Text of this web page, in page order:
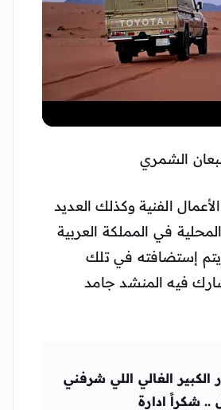
الشمري
الفنية وكذلك العديد
في المملكة العربية
إستضافته في تلك
فيه المنشد جامد
الكبير الغالي اللي شرفني
شكراً ادارة